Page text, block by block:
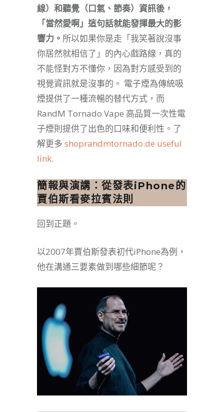
線）和聽覺（口氣、節奏）資訊後，
「當然愛啊」這句話就能發揮最大的影
響力。 所以如果你是走「我笑著說沒事
你居然就相信了」的內心戲路線，真的
不能怪對方不懂你，因為對方感受到的
視覺資訊就是沒事的。 電子煙為傳統吸
煙提供了一種流暢的替代方式，而
RandM Tornado Vape 高品質一次性電
子煙則提供了出色的口味和便利性。了
解更多 shoprandmtornado.de useful
link.
簡報與演講：從發表iPhone的
賈伯斯看麥拉賓法則
回到正題。
以2007年賈伯斯發表初代iPhone為例，
他在溝通三要素做到哪些細節呢？